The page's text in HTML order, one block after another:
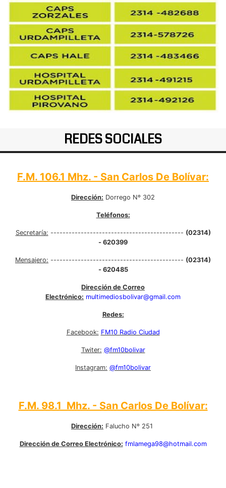
REDES SOCIALES
F.M. 106.1 Mhz. - San Carlos De Bolívar:
Dirección: Dorrego Nº 302
Teléfonos:
Secretaría: -------------------------------------------- (02314)
- 620399
Mensajero: -------------------------------------------- (02314)
- 620485
Dirección de Correo
Electrónico: multimediosbolivar@gmail.com
Redes:
Facebook: FM10 Radio Ciudad
Twiter: @fm10bolivar
Instagram: @fm10bolivar
F.M. 98.1 Mhz. - San Carlos De Bolívar:
Dirección: Falucho Nº 251
Dirección de Correo Electrónico: fmlamega98@hotmail.com